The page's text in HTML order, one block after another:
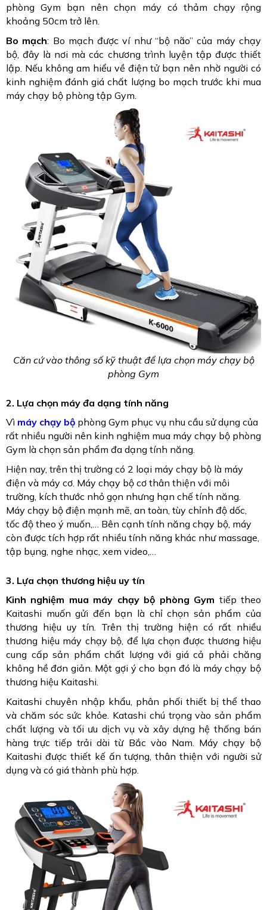
phòng Gym bạn nên chọn máy có thảm chạy rộng
khoảng 50cm trở lên.
Bo mạch: Bo mạch được ví như “bộ não” của máy chạy
bộ, đây là nơi mà các chương trình luyện tập được thiết
lập. Nếu không am hiểu về điện tử bạn nên nhờ người có
kinh nghiệm đánh giá chất lượng bo mạch trước khi mua
máy chạy bộ phòng tập Gym.
Căn cứ vào thông số kỹ thuật để lựa chọn máy chạy bộ
phòng Gym
2. Lựa chọn máy đa dạng tính năng
Vì máy chạy bộ phòng Gym phục vụ nhu cầu sử dụng của
rất nhiều người nên kinh nghiệm mua máy chạy bộ phòng
Gym là chọn sản phẩm đa dạng tính năng.
Hiện nay, trên thị trường có 2 loại máy chạy bộ là máy
điện và máy cơ. Máy chạy bộ cơ thân thiện với môi
trường, kích thước nhỏ gọn nhưng hạn chế tính năng.
Máy chạy bộ điện mạnh mẽ, an toàn, tùy chỉnh độ dốc,
tốc độ theo ý muốn,… Bên cạnh tính năng chạy bộ, máy
còn được tích hợp rất nhiều tính năng khác như massage,
tập bụng, nghe nhạc, xem video,…
3. Lựa chọn thương hiệu uy tín
Kinh nghiệm mua máy chạy bộ phòng Gym tiếp theo
Kaitashi muốn gửi đến bạn là chỉ chọn sản phẩm của
thương hiệu uy tín. Trên thị trường hiện có rất nhiều
thương hiệu máy chạy bộ, để lựa chọn được thương hiệu
cung cấp sản phẩm chất lượng với giá cả phải chăng
không hề đơn giản. Một gợi ý cho bạn đó là máy chạy bộ
thương hiệu Kaitashi.
Kaitashi chuyên nhập khẩu, phân phối thiết bị thể thao
và chăm sóc sức khỏe. Katashi chú trọng vào sản phẩm
chất lượng và tối ưu dịch vụ và xây dựng hệ thống bán
hàng trực tiếp trải dài từ Bắc vào Nam. Máy chạy bộ
Kaitashi được thiết kế ấn tượng, thân thiện với người sử
dụng và có giá thành phù hợp.